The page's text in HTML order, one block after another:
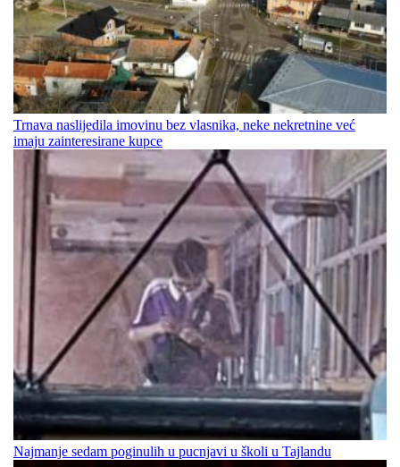
Trnava naslijedila imovinu bez vlasnika, neke nekretnine već
imaju zainteresirane kupce
Najmanje sedam poginulih u pucnjavi u školi u Tajlandu